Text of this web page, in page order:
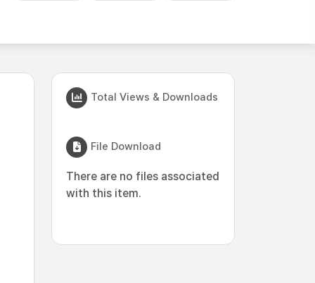
Total Views & Downloads
File Download
There are no files associated
with this item.